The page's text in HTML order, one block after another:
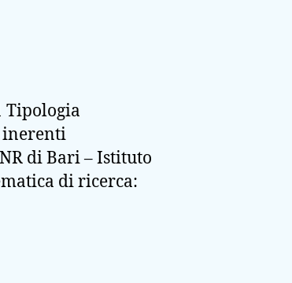
Tipologia
inerenti
di Bari – Istituto
di ricerca: